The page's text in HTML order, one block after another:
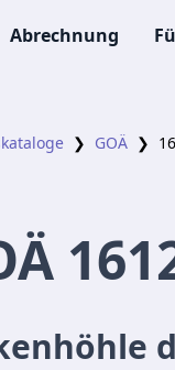
Abrechnung
❯ GOÄ ❯